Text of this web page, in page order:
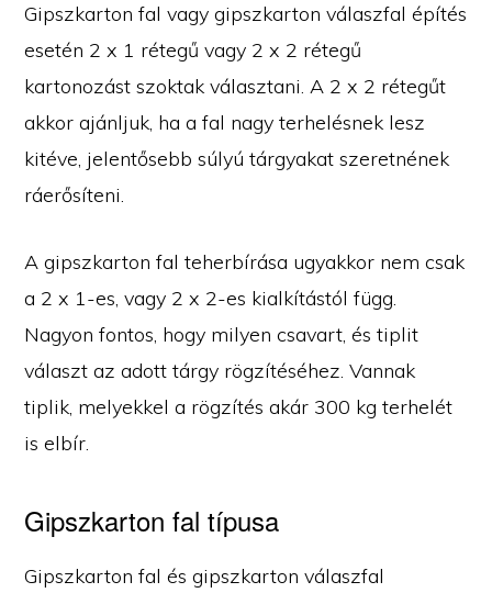
Gipszkarton fal vagy gipszkarton válaszfal építés
esetén 2 x 1 rétegű vagy 2 x 2 rétegű
kartonozást szoktak választani. A 2 x 2 rétegűt
akkor ajánljuk, ha a fal nagy terhelésnek lesz
kitéve, jelentősebb súlyú tárgyakat szeretnének
ráerősíteni.
A gipszkarton fal teherbírása ugyakkor nem csak
a 2 x 1-es, vagy 2 x 2-es kialkítástól függ.
Nagyon fontos, hogy milyen csavart, és tiplit
választ az adott tárgy rögzítéséhez. Vannak
tiplik, melyekkel a rögzítés akár 300 kg terhelét
is elbír.
Gipszkarton fal típusa
Gipszkarton fal és gipszkarton válaszfal